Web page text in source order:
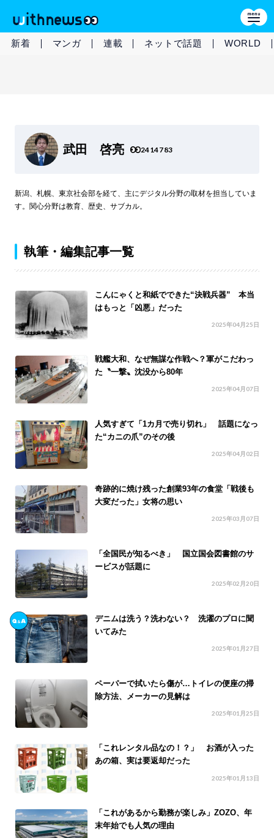
新着 マンガ 連載 ネットで話題 WORLD
武田 啓亮 2414783
新潟、札幌、東京社会部を経て、主にデジタル分野の取材を担当していま
す。関心分野は教育、歴史、サブカル。
執筆・編集記事一覧
こんにゃくと和紙でできた“決戦兵器” 本当
はもっと「凶悪」だった
2025年04月25日
戦艦大和、なぜ無謀な作戦へ？軍がこだわっ
た〝一撃〟沈没から80年
2025年04月07日
人気すぎて「1カ月で売り切れ」 話題になっ
た“カニの爪”のその後
2025年04月02日
奇跡的に焼け残った創業93年の食堂「戦後も
大変だった」女将の思い
2025年03月07日
「全国民が知るべき」 国立国会図書館のサ
ービスが話題に
2025年02月20日
デニムは洗う？洗わない？ 洗濯のプロに聞
いてみた
2025年01月27日
ペーパーで拭いたら傷が…トイレの便座の掃
除方法、メーカーの見解は
2025年01月25日
「これレンタル品なの！？」 お酒が入った
あの箱、実は要返却だった
2025年01月13日
「これがあるから勤務が楽しみ」ZOZO、年
末年始でも人気の理由